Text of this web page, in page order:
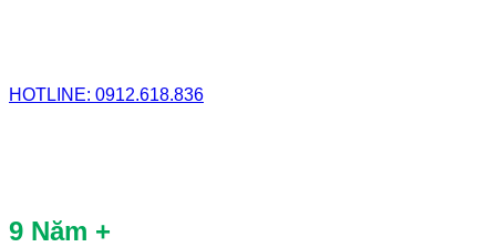
HOTLINE: 0912.618.836
9 Năm +